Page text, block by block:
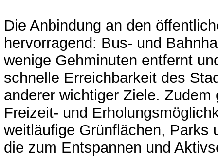
Die Anbindung an den
hervorragend: Bus- und
wenige Gehminuten entfernt
schnelle Erreichbarkeit des
anderer wichtiger Ziele. Zudem
Freizeit- und
weitläufige Grünflächen, Parks
die zum Entspannen und